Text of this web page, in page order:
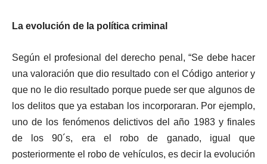
La evolución de la política criminal
Según el profesional del derecho penal, “Se debe hacer
una valoración que dio resultado con el Código anterior y
que no le dio resultado porque puede ser que algunos de
los delitos que ya estaban los incorporaran. Por ejemplo,
uno de los fenómenos delictivos del año 1983 y finales
de los 90´s, era el robo de ganado, igual que
posteriormente el robo de vehículos, es decir la evolución